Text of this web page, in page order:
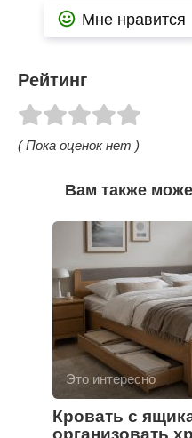
Мне нравится
Рейтинг
( Пока оценок нет )
Вам также
Это интересно
Кровать с
организовать